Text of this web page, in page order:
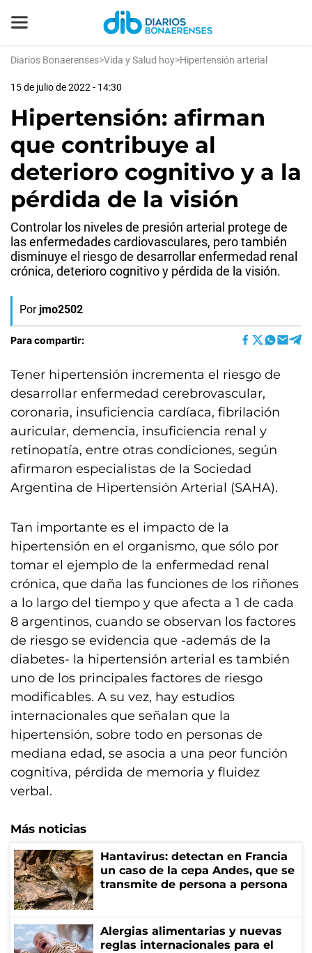
Diarios Bonaerenses>Vida y Salud hoy>Hipertensión arterial
15 de julio de 2022 - 14:30
Hipertensión: afirman
que contribuye al
deterioro cognitivo y a la
pérdida de la visión
Controlar los niveles de presión arterial protege de
las enfermedades cardiovasculares, pero también
disminuye el riesgo de desarrollar enfermedad renal
crónica, deterioro cognitivo y pérdida de la visión.
Por jmo2502
Para compartir:
Tener hipertensión incrementa el riesgo de
desarrollar enfermedad cerebrovascular,
coronaria, insuficiencia cardíaca, fibrilación
auricular, demencia, insuficiencia renal y
retinopatía, entre otras condiciones, según
afirmaron especialistas de la Sociedad
Argentina de Hipertensión Arterial (SAHA).
Tan importante es el impacto de la
hipertensión en el organismo, que sólo por
tomar el ejemplo de la enfermedad renal
crónica, que daña las funciones de los riñones
a lo largo del tiempo y que afecta a 1 de cada
8 argentinos, cuando se observan los factores
de riesgo se evidencia que -además de la
diabetes- la hipertensión arterial es también
uno de los principales factores de riesgo
modificables. A su vez, hay estudios
internacionales que señalan que la
hipertensión, sobre todo en personas de
mediana edad, se asocia a una peor función
cognitiva, pérdida de memoria y fluidez
verbal.
Más noticias
Hantavirus: detectan en Francia
un caso de la cepa Andes, que se
transmite de persona a persona
Alergias alimentarias y nuevas
reglas internacionales para el